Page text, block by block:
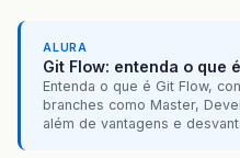
ALURA
Git Flow: entenda o que
Entenda o que é Git Flow,
branches como Master,
além de vantagens e